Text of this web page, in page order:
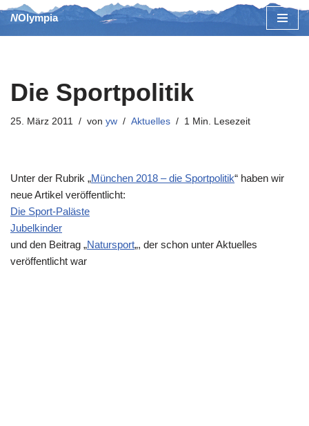
Zum
NOlympia
Die Sportpolitik
25. März 2011 von yw Aktuelles 1 Min. Lesezeit
Unter der Rubrik „München 2018 – die Sportpolitik“ haben wir
neue Artikel veröffentlicht:
Die Sport-Paläste
Jubelkinder
und den Beitrag „Natursport„, der schon unter Aktuelles
veröffentlicht war